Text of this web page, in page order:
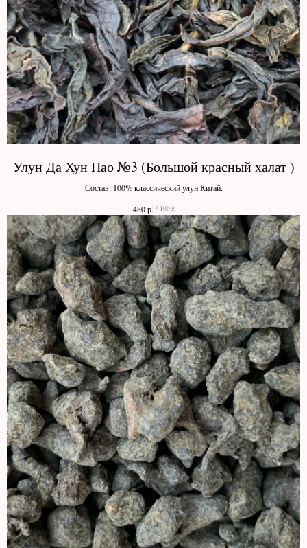
Улун Да Хун Пао №3 (Большой красный халат )
Состав: 100% классический улун Китай.
480 р. / 100 g